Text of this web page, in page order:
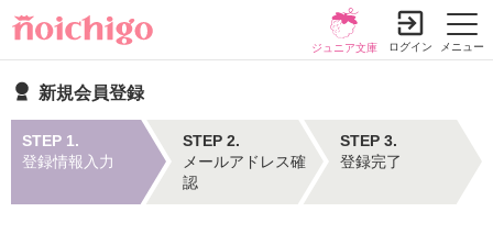
メニュー
ジュニア文庫 ログイン
新規会員登録
STEP 1.
登録情報入力
STEP 2.
メールアドレス確
認
STEP 3.
登録完了